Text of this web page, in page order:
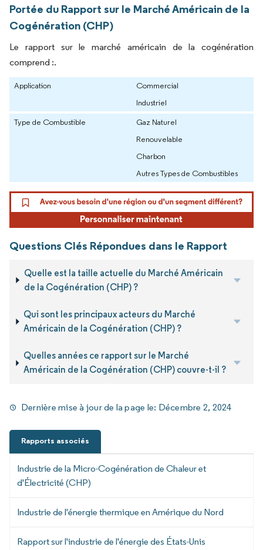
Portée du Rapport sur le Marché Américain de la
Cogénération (CHP)
Le rapport sur le marché américain de la cogénération
comprend :.
Application
Commercial
Industriel
Type de Combustible
Gaz Naturel
Renouvelable
Charbon
Autres Types de Combustibles
Questions Clés Répondues dans le Rapport
Quelle est la taille actuelle du Marché Américain
de la Cogénération (CHP) ?
Qui sont les principaux acteurs du Marché
Américain de la Cogénération (CHP) ?
Quelles années ce rapport sur le Marché
Américain de la Cogénération (CHP) couvre-t-il ?
Dernière mise à jour de la page le: Décembre 2, 2024
Rapports associés
Industrie de la Micro-Cogénération de Chaleur et
d'Électricité (CHP)
Industrie de l'énergie thermique en Amérique du Nord
Rapport sur l'industrie de l'énergie des États-Unis